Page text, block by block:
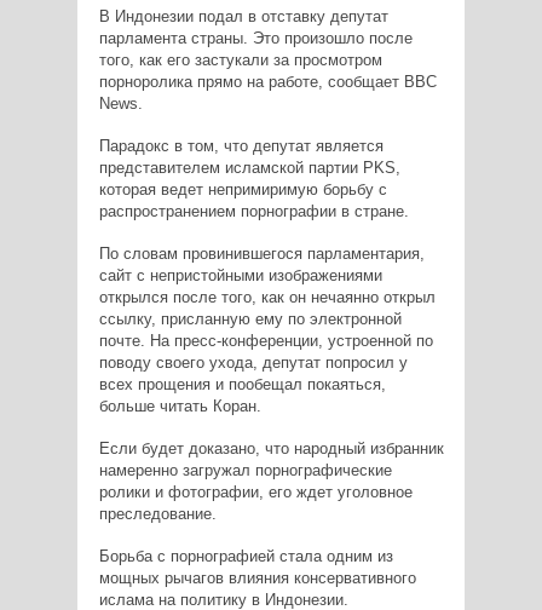
В Индонезии подал в отставку депутат
парламента страны. Это произошло после
того, как его застукали за просмотром
порноролика прямо на работе, сообщает BBC
News.
Парадокс в том, что депутат является
представителем исламской партии PKS,
которая ведет непримиримую борьбу с
распространением порнографии в стране.
По словам провинившегося парламентария,
сайт с непристойными изображениями
открылся после того, как он нечаянно открыл
ссылку, присланную ему по электронной
почте. На пресс-конференции, устроенной по
поводу своего ухода, депутат попросил у
всех прощения и пообещал покаяться,
больше читать Коран.
Если будет доказано, что народный избранник
намеренно загружал порнографические
ролики и фотографии, его ждет уголовное
преследование.
Борьба с порнографией стала одним из
мощных рычагов влияния консервативного
ислама на политику в ​​Индонезии.